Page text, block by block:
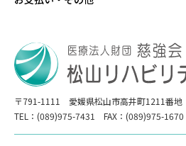
〒791-1111 愛媛県松山市高井町1211番地
TEL：(089)975-7431 FAX：(089)975-1670